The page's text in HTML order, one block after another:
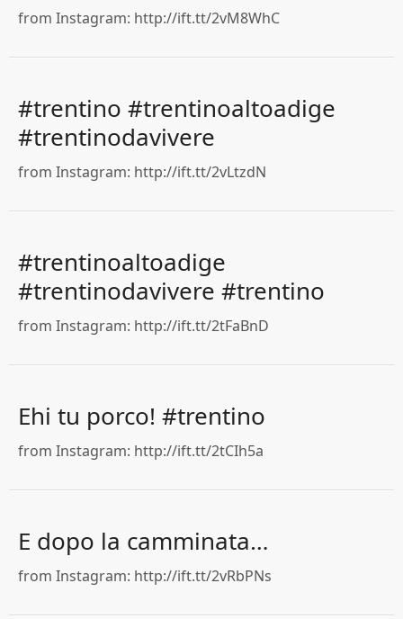
from Instagram: http://ift.tt/2vM8WhC
#trentino #trentinoaltoadige
#trentinodavivere
from Instagram: http://ift.tt/2vLtzdN
#trentinoaltoadige
#trentinodavivere #trentino
from Instagram: http://ift.tt/2tFaBnD
Ehi tu porco! #trentino
from Instagram: http://ift.tt/2tCIh5a
E dopo la camminata…
from Instagram: http://ift.tt/2vRbPNs